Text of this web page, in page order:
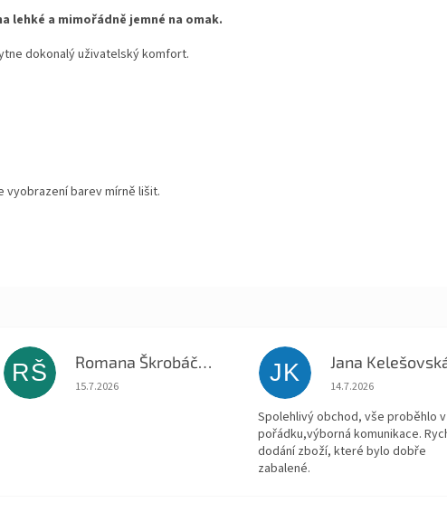
a mimořádně jemné na omak.
dokonalý uživatelský komfort.
vyobrazení barev mírně lišit.
RŠ Romana Škrobáčková
Hodnocení obchodu je 5 z 5 hvězdiček.
15.7.2026
JK Jana
Hodnocení obchodu
14.7.2026
Spolehlivý obchod, vše proběhlo v
pořádku,výborná komunikace.
dodání zboží, které bylo dobře
zabalené.